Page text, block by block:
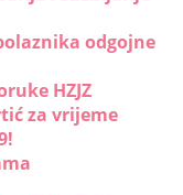
odgojne
HZJZ
za vrijeme